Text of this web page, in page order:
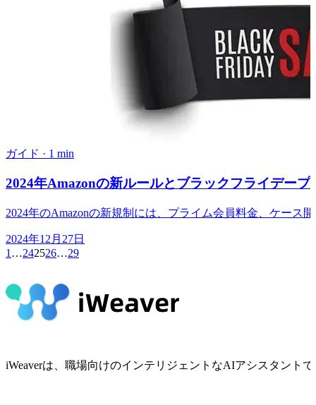
ガイド · 1 min
2024年Amazonの新ルールとブラックフライデー
2024年のAmazonの新規制には、プライム会員料金、ケー
2024年12月27日
1 …242526…29
iWeaverは、職場向けのインテリジェントなAIアシスタント